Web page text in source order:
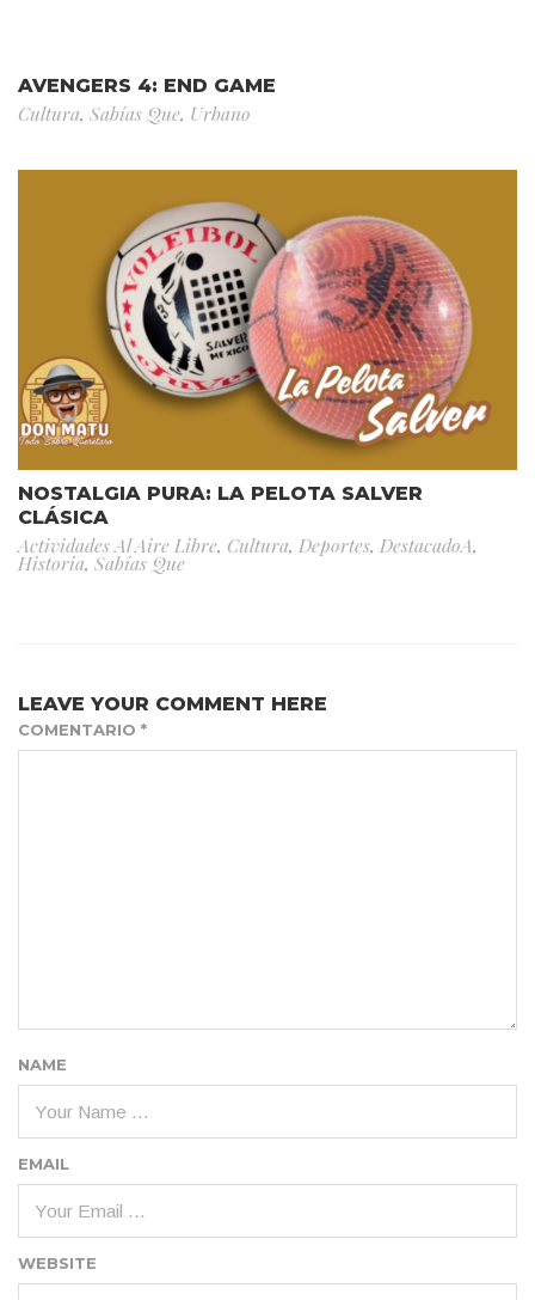
AVENGERS 4: END GAME
Cultura, Sabías Que, Urbano
NOSTALGIA PURA: LA PELOTA SALVER
CLÁSICA
Actividades Al Aire Libre, Cultura, Deportes, DestacadoA,
Historia, Sabías Que
LEAVE YOUR COMMENT HERE
COMENTARIO *
NAME
EMAIL
WEBSITE